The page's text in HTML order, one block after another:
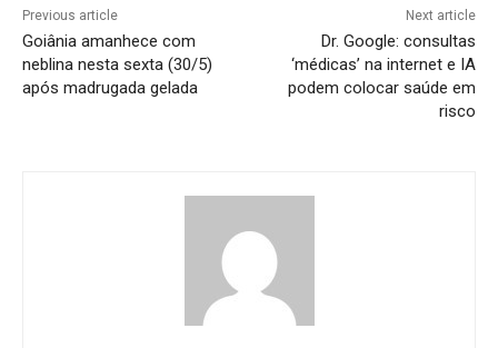
Previous article
Goiânia amanhece com
neblina nesta sexta (30/5)
após madrugada gelada
Next article
Dr. Google: consultas
‘médicas’ na internet e IA
podem colocar saúde em
risco